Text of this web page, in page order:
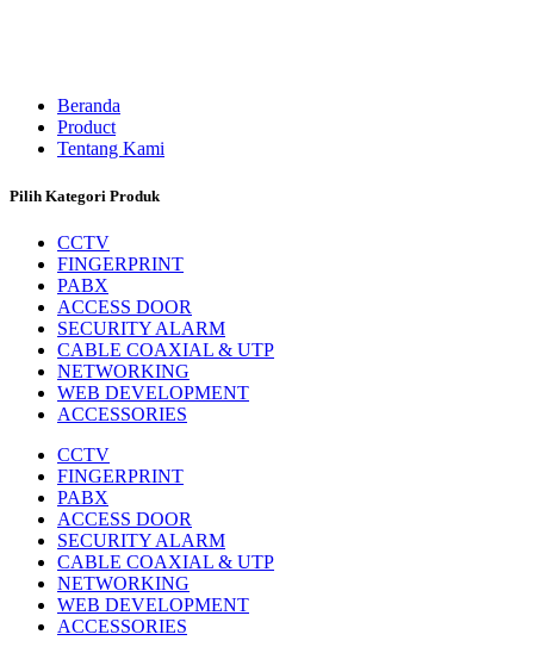
Beranda
Product
Tentang Kami
Pilih Kategori Produk
CCTV
FINGERPRINT
PABX
ACCESS DOOR
SECURITY ALARM
CABLE COAXIAL & UTP
NETWORKING
WEB DEVELOPMENT
ACCESSORIES
CCTV
FINGERPRINT
PABX
ACCESS DOOR
SECURITY ALARM
CABLE COAXIAL & UTP
NETWORKING
WEB DEVELOPMENT
ACCESSORIES